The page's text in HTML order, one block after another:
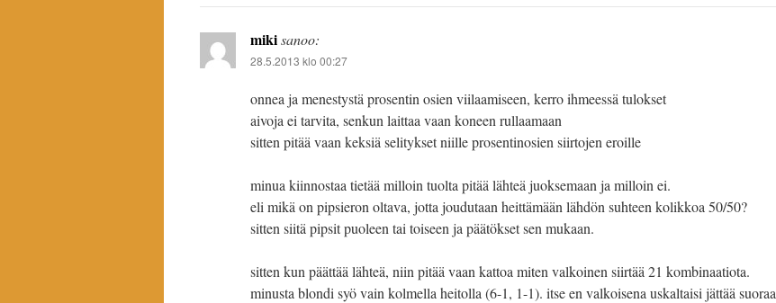
mikisanoo:
28.5.2013 klo 00:27
onnea ja menestystä prosentin osien viilaamiseen, kerro ihmeessä tulokset
aivoja ei tarvita, senkun laittaa vaan koneen rullaamaan
sitten pitää vaan keksiä selitykset niille prosentinosien siirtojen eroille
minua kiinnostaa tietää milloin tuolta pitää lähteä juoksemaan ja milloin ei.
eli mikä on pipsieron oltava, jotta joudutaan heittämään lähdön suhteen kolikkoa 50/50?
sitten siitä pipsit puoleen tai toiseen ja päätökset sen mukaan.
sitten kun päättää lähteä, niin pitää vaan kattoa miten valkoinen siirtää 21 kombinaatiota.
minusta blondi syö vain kolmella heitolla (6-1, 1-1). itse en valkoisena uskaltaisi jättää suoraa